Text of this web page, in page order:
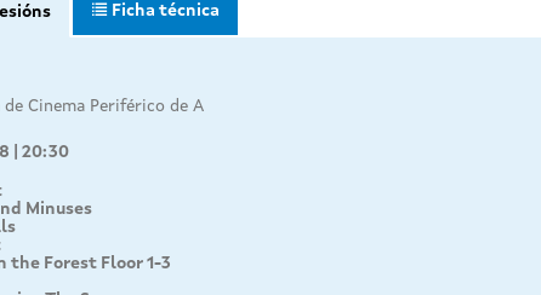
Ficha técnica
de Cinema Periférico de A
| 20:30
Minuses
the Forest Floor 1-3